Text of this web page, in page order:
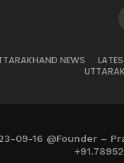
NEWS
09-16 @Founder –